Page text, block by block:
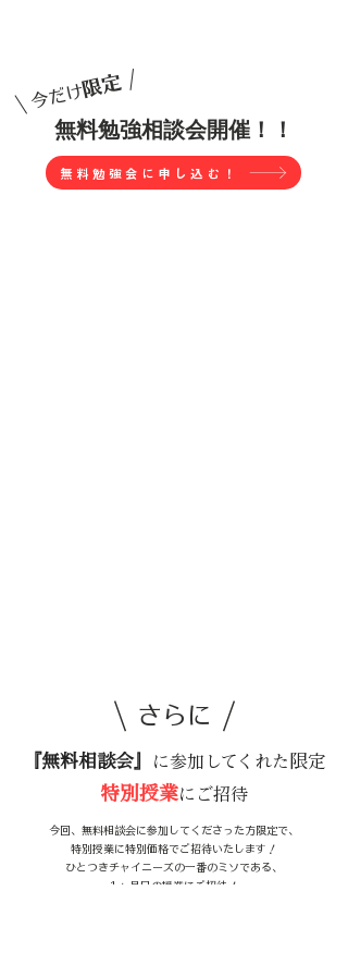
​\今だけ限定/
無料勉強相談会開催！！
無料勉強会に申し込む！
​\ さらに /
『無料相談会』 に参加してくれた 限定
特別授業にご招待
​今回、無料相談会に参加してくださった方限定で、
特別授業に特別価格でご招待いたします！
​ひとつきチャイニーズの一番のミソである、
1ヶ月目の授業にご招待！